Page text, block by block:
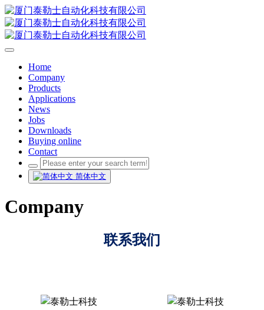
Home
Company
Products
Applications
News
Jobs
Downloads
Buying online
Contact
简体中文
Company
联系我们